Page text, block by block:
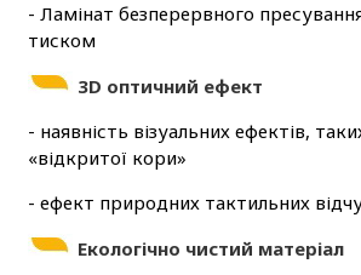
- Ламінат безперервного
тиском
3D оптичний ефект
- наявність візуальних ефектів,
«відкритої кори»
- ефект природних тактильних
Екологічно чистий матеріал